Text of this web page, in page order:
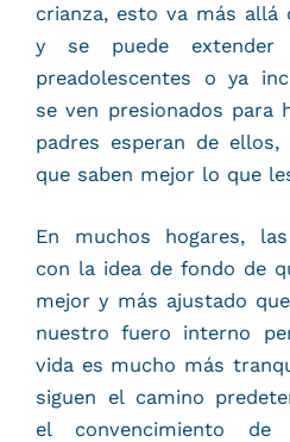
crianza, esto va más allá
y se puede extender
preadolescentes o ya
se ven presionados para
padres esperan de
que saben mejor lo que
En muchos hogares,
con la idea de fondo de
mejor y más ajustado
nuestro fuero interno
vida es mucho más
siguen el camino
el convencimiento de